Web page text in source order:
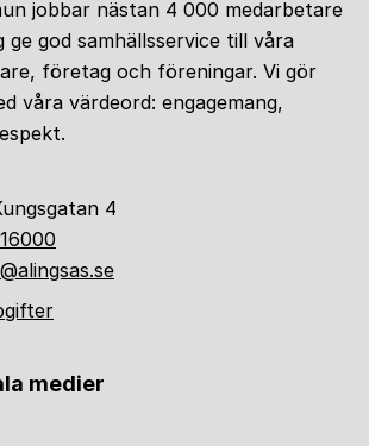
jobbar nästan 4 000 medarbetare
god samhällsservice till våra
företag och föreningar. Vi gör
våra värdeord: engagemang,
4
medier